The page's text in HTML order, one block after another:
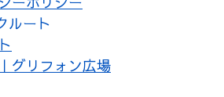
ルート
グリフォン広場